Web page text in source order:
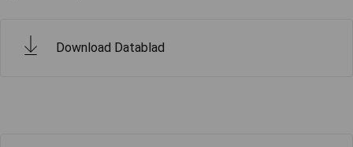
Download Datablad